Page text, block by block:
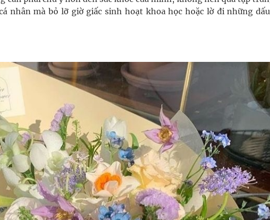
nhân mà bỏ lỡ giờ giấc sinh hoạt khoa học hoặc lờ đi những